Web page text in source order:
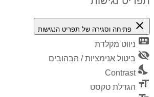
close פתיחה וסגירה של תפריט הנגישות
keyboard ניווט מקלדת
visibility_off ביטול אנימציות / הבהובים
nights_stay
Contrast
format_size הגדלת טקסט